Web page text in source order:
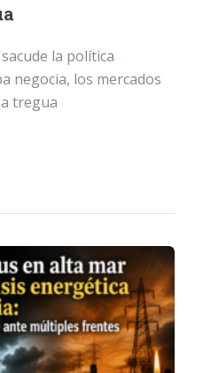
la política
negocia, los mercados
tregua